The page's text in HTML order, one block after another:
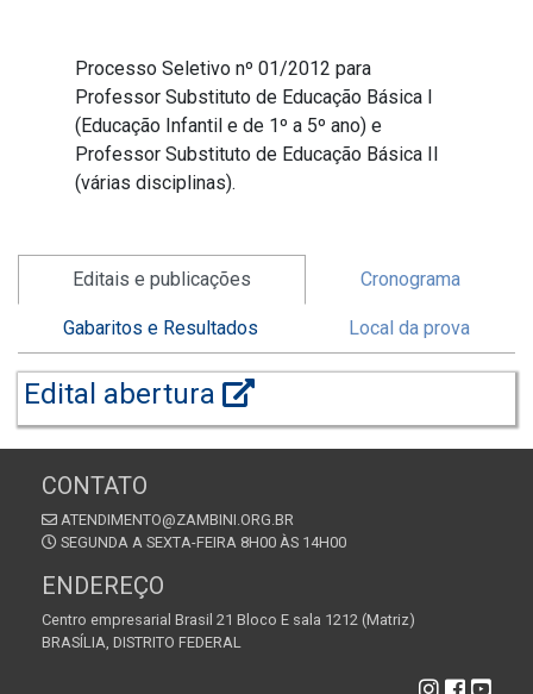
Processo Seletivo nº 01/2012 para
Professor Substituto de Educação Básica I
(Educação Infantil e de 1º a 5º ano) e
Professor Substituto de Educação Básica II
(várias disciplinas).
Editais e publicações Cronograma
Gabaritos e Resultados Local da prova
Edital abertura
CONTATO
ATENDIMENTO@ZAMBINI.ORG.BR
SEGUNDA A SEXTA-FEIRA 8H00 ÀS 14H00
ENDEREÇO
Centro empresarial Brasil 21 Bloco E sala 1212 (Matriz)
BRASÍLIA, DISTRITO FEDERAL